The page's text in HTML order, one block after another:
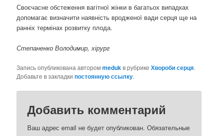
Своєчасне обстеження вагітної жінки в багатьох випадках
допомагає визначити наявність вродженої вади серця ще на
ранніх термінах розвитку плода.
Степаненко Володимир, хірург
Запись опубликована авторомmedukв рубрикеХвороби серця.
Добавьте в закладкипостоянную ссылку.
Добавить комментарий
Ваш адрес email не будет опубликован. Обязательные